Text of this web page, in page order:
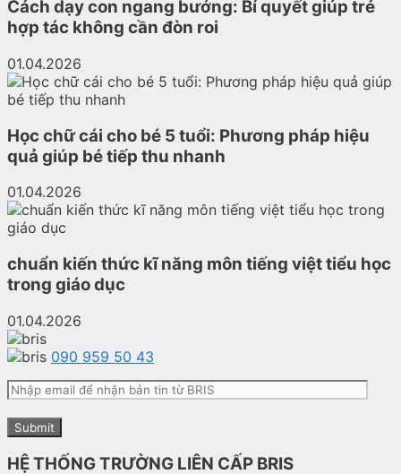
Cách dạy con ngang bướng: Bí quyết giúp trẻ
hợp tác không cần đòn roi
01.04.2026
Học chữ cái cho bé 5 tuổi: Phương pháp hiệu
quả giúp bé tiếp thu nhanh
01.04.2026
chuẩn kiến thức kĩ năng môn tiếng việt tiểu học
trong giáo dục
01.04.2026
090 959 50 43
HỆ THỐNG TRƯỜNG LIÊN CẤP BRIS